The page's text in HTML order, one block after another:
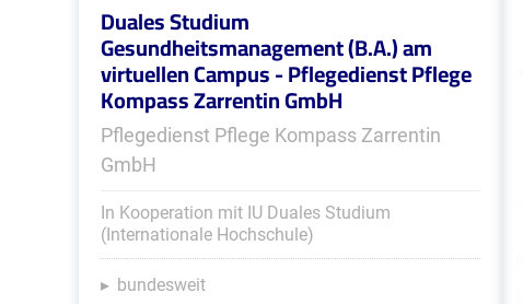
Duales Studium
Gesundheitsmanagement (B.A.) am
virtuellen Campus - Pflegedienst Pflege
Kompass Zarrentin GmbH
Pflegedienst Pflege Kompass Zarrentin
GmbH
In Kooperation mit IU Duales Studium
(Internationale Hochschule)
bundesweit